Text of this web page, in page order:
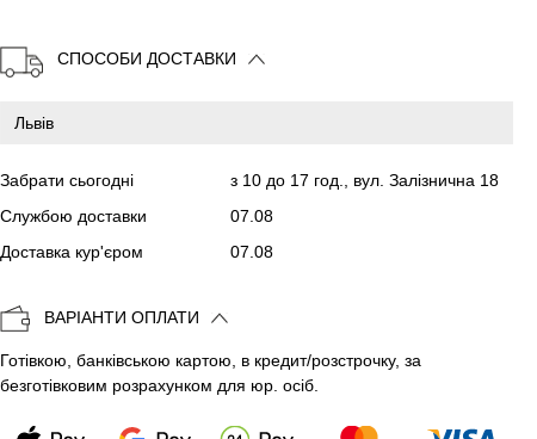
Копіювати
СПОСОБИ ДОСТАВКИ
Забрати сьогодні
з 10 до 17 год., вул. Залізнична 18
Службою доставки
07.08
Доставка кур'єром
07.08
ВАРІАНТИ ОПЛАТИ
Готівкою, банківською картою, в кредит/розстрочку, за
безготівковим розрахунком для юр. осіб.